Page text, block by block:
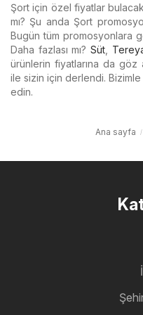
Şort için özel fiyatlar
mı? Şu anda Şort
Bugün tüm promosyonlara
Daha fazlası mı? Süt
ürünlerin fiyatlarına da göz
ile sizin için derlendi.
edin.
Ana sayfa